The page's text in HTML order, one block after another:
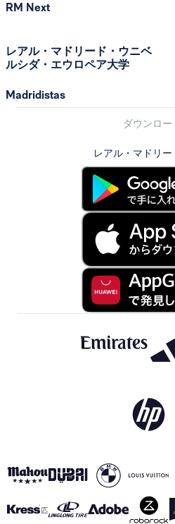
RM Next
レアル・マドリード・ウニベ
ルシダ・エウロペア大学
Madridistas
ダウンロー
レアル・マドリー